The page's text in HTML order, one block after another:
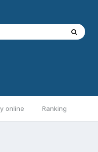
online Ranking